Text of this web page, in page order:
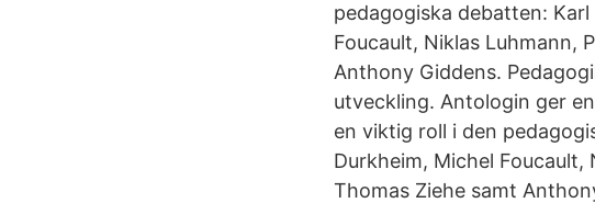
pedagogiska debatten:
Foucault, Niklas Luhmann,
Anthony Giddens.
utveckling. Antologin ger
en viktig roll i den
Durkheim, Michel Foucault,
Thomas Ziehe samt